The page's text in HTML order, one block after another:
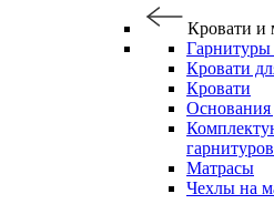
Кровати и
Гарнитуры
Кровати
Кровати
Основания
Матрасы
Чехлы на